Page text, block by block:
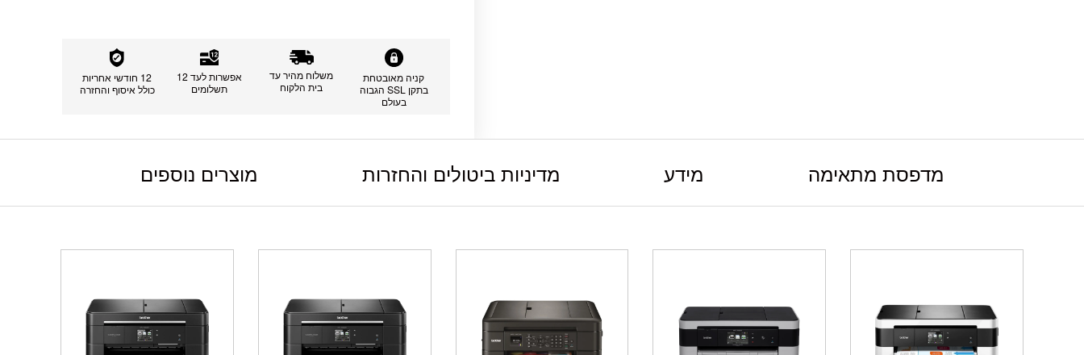
קניה מאובטחת
בתקן SSL הגבוה
בעולם
משלוח מהיר עד
בית הלקוח
אפשרות לעד 12
תשלומים
12 חודשי אחריות
כולל איסוף והחזרה
מדפסת מתאימה מידע מדיניות ביטולים והחזרות מוצרים נוספים